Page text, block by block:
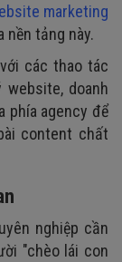
marketing
nền tảng này.
các thao tác
doanh
phía agency để
content chất
nghiệp cần
"chèo lái con